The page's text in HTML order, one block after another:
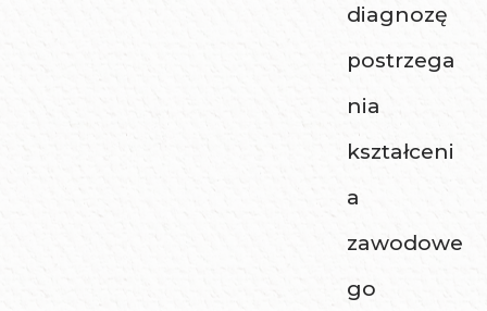
diagnozę
postrzega
nia
kształceni
a
zawodowe
go